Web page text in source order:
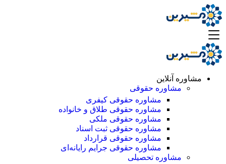
مشاوره آنلاین
مشاوره حقوقی
مشاوره حقوقی کیفری
مشاوره حقوقی طلاق و خانواده
مشاوره حقوقی ملکی
مشاوره حقوقی ثبت اسناد
مشاوره حقوقی قرارداد
مشاوره حقوقی جرایم رایانه‌ای
مشاوره تحصیلی